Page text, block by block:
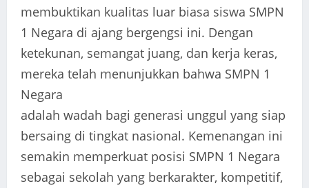
membuktikan kualitas luar biasa siswa SMPN
1 Negara di ajang bergengsi ini. Dengan
ketekunan, semangat juang, dan kerja keras,
mereka telah menunjukkan bahwa SMPN 1
Negara
adalah wadah bagi generasi unggul yang siap
bersaing di tingkat nasional. Kemenangan ini
semakin memperkuat posisi SMPN 1 Negara
sebagai sekolah yang berkarakter, kompetitif,